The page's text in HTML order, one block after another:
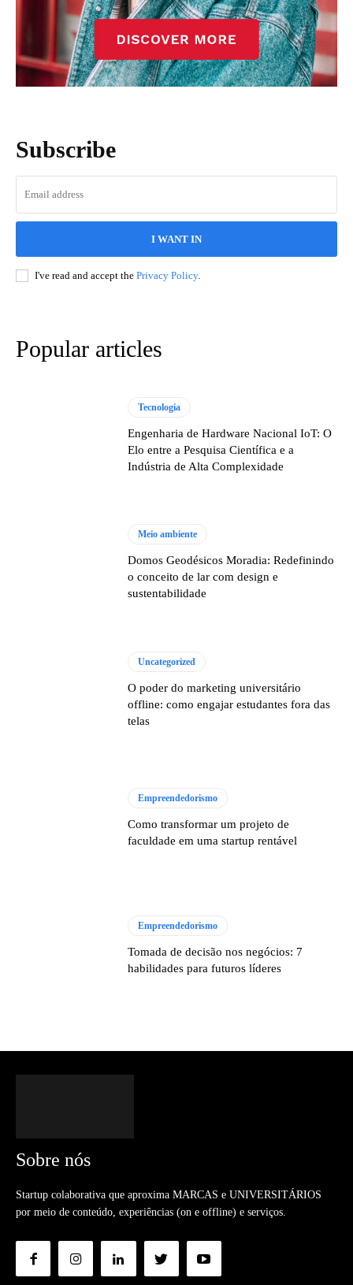
Subscribe
I WANT IN
I've read and accept the Privacy Policy.
Popular articles
Tecnologia
Engenharia de Hardware Nacional IoT: O
Elo entre a Pesquisa Científica e a
Indústria de Alta Complexidade
Meio ambiente
Domos Geodésicos Moradia: Redefinindo
o conceito de lar com design e
sustentabilidade
Uncategorized
O poder do marketing universitário
offline: como engajar estudantes fora das
telas
Empreendedorismo
Como transformar um projeto de
faculdade em uma startup rentável
Empreendedorismo
Tomada de decisão nos negócios: 7
habilidades para futuros líderes
Sobre nós
Startup colaborativa que aproxima MARCAS e UNIVERSITÁRIOS
por meio de conteúdo, experiências (on e offline) e serviços.